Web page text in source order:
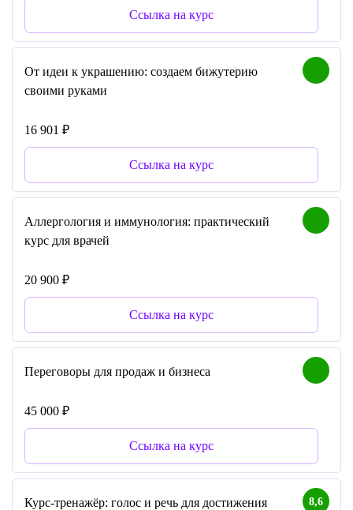
Ссылка на курс
От идеи к украшению: создаем бижутерию
своими руками
16 901 ₽
Ссылка на курс
Аллергология и иммунология: практический
курс для врачей
20 900 ₽
Ссылка на курс
Переговоры для продаж и бизнеса
45 000 ₽
Ссылка на курс
8,6
Курс-тренажёр: голос и речь для достижения